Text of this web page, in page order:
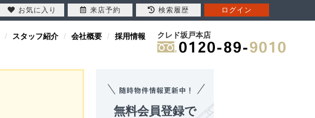
スタッフ紹介 会社概要 採用情報 クレド坂戸本店
無料会員登録で
お気に入り 来店予約 検索履歴 ログイン